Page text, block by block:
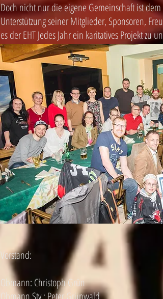
Doch nicht nur die eigene Gemeinschaft ist
Unterstützung seiner Mitglieder, Sponsoren,
es der EHT Jedes Jahr ein karitatives Projekt zu
Vorstand:
Obmann: Christoph Grün
Obmann Stv.: Peter Grünwald